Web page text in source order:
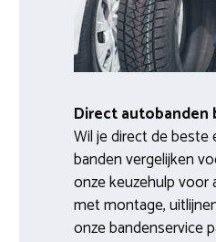
Direct autobanden
Wil je direct de
banden vergelijken
onze keuzehulp voor
met montage,
onze bandenservice